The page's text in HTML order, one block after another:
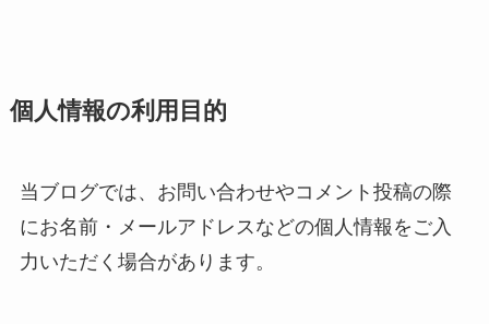
個人情報の利用目的
当ブログでは、お問い合わせやコメント投稿の際
にお名前・メールアドレスなどの個人情報をご入
力いただく場合があります。